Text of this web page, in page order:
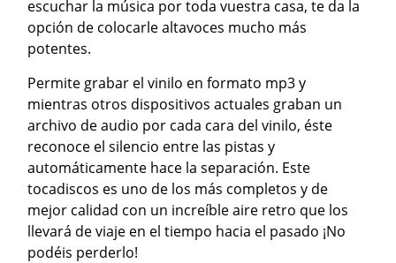
escuchar la música por toda vuestra casa, te da la
opción de colocarle altavoces mucho más
potentes.
Permite grabar el vinilo en formato mp3 y
mientras otros dispositivos actuales graban un
archivo de audio por cada cara del vinilo, éste
reconoce el silencio entre las pistas y
automáticamente hace la separación. Este
tocadiscos es uno de los más completos y de
mejor calidad con un increíble aire retro que los
llevará de viaje en el tiempo hacia el pasado ¡No
podéis perderlo!